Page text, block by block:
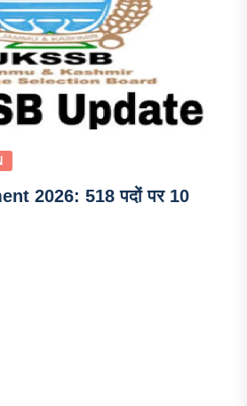
2026: 518 पदों पर 10